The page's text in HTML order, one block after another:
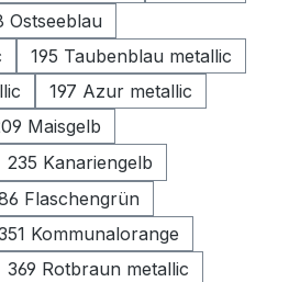
Ostseeblau
195 Taubenblau metallic
197 Azur metallic
Maisgelb
235 Kanariengelb
Flaschengrün
Kommunalorange
369 Rotbraun metallic